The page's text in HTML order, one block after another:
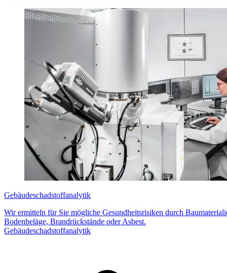
Gebäudeschadstoffanalytik
Wir ermitteln für Sie mögliche Gesundheitsrisiken durch
Bodenbeläge, Brandrückstände oder Asbest.
Gebäudeschadstoffanalytik